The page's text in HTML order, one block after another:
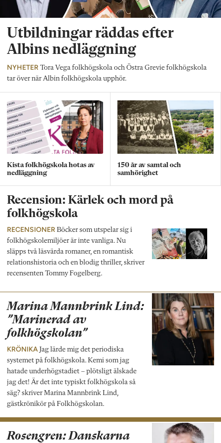
Utbildningar räddas efter
Albins nedläggning
NYHETER Tora Vega folkhögskola och Östra Grevie folkhögskola
tar över när Albin folkhögskola upphör.
Kista folkhögskola hotas av
nedläggning
150 år av samtal och
samhörighet
Recension: Kärlek och mord på
folkhögskola
RECENSIONER Böcker som utspelar sig i
folkhögskolemiljöer är inte vanliga. Nu
släpps två läsvärda romaner, en romantisk
relationshistoria och en blodig thriller, skriver
recensenten Tommy Fogelberg.
Marina Mannbrink Lind:
”Marinerad av
folkhögskolan”
KRÖNIKA Jag lärde mig det periodiska
systemet på folkhögskola. Kemi som jag
hatade underhögstadiet – plötsligt älskade
jag det! Är det inte typiskt folkhögskola så
säg? skriver Marina Mannbrink Lind,
gästkrönikör på Folkhögskolan.
Rosengren: Danskarna